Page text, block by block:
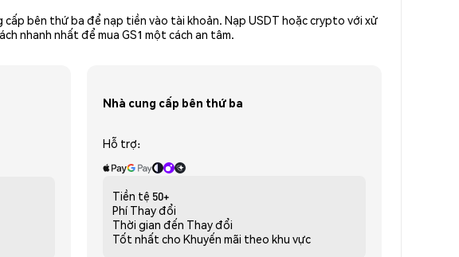
bên thứ ba để nạp tiền vào tài khoản. Nạp USDT hoặc crypto với xử
nhanh nhất để mua GS1 một cách an tâm.
Nhà cung cấp bên thứ ba
Hỗ trợ:
Tiền tệ 50+
Phí Thay đổi
Thời gian đến Thay đổi
Tốt nhất cho Khuyến mãi theo khu vực